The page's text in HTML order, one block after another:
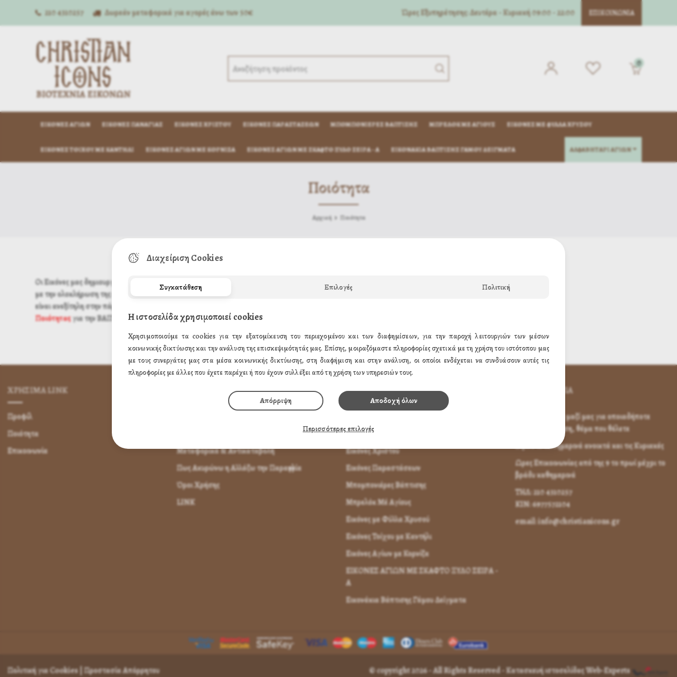
210 4310257 Δωρεάν μεταφορικά για αγορές άνω των 50€ Ώρες Eξυπηρέτησης: Δευτέρα - Κυριακή 09:00 - 22:00 ΕΠΙΚΟΙΝΩΝΊΑ
0
ΕΙΚΌΝΕΣ ΑΓΊΩΝ ΕΙΚΌΝΕΣ ΠΑΝΑΓΊΑΣ ΕΙΚΌΝΕΣ ΧΡΙΣΤΟΎ ΕΙΚΌΝΕΣ ΠΑΡΑΣΤΆΣΕΩΝ ΜΠΟΜΠΟΝΙΈΡΕΣ ΒΆΠΤΙΣΗΣ ΜΠΡΕΛΌΚ ΜΈ ΑΓΊΟΥΣ ΕΙΚΌΝΕΣ ΜΕ ΦΎΛΛΑ ΧΡΥΣΟΎ
ΕΙΚΌΝΕΣ ΤΟΊΧΟΥ ΜΕ ΚΑΝΤΉΛΙ ΕΙΚΌΝΕΣ ΑΓΊΩΝ ΜΕ ΚΟΡΝΊΖΑ ΕΙΚΟΝΕΣ ΑΓΙΩΝ ΜΕ ΣΚΑΦΤΟ ΞΥΛΟ ΣΕΙΡΑ - Α ΕΙΚΟΝΆΚΙΑ ΒΆΠΤΙΣΗΣ ΓΆΜΟΥ ΔΕΊΓΜΑΤΑ ΑΛΦΑΒΗΤΑΡΙ ΑΓΙΩΝ
Ποιότητα
Αρχική Ποιότητα
Οι Εικόνες μας δημιουργούνται με τα καλυτέρα υλικά.
με την ολοκλήρωση της εικόνας περνάμε ειδικό βερνίκι για την προστασία της,
είναι ανεξίτηλη στην πάροδο του χρόνου.Σας δίνουμε τις Εικόνες μας με
Ποιότηταςγια την ΒΑΠΤΙΣΗ του παιδιού σας,για το ΚΑΤΑΣΤΗΜΑ σας, και για το ΔΩΡΟ σας.
ΧΡΗΣΙΜA LINK
Προφίλ
Ποιότητα
Επικοινωνία
ΌΡΟΙ ΧΡΉΣΗΣ
Μεταφορικά & Αντικαταβολή
Πως Ακυρώνω η Αλλάζω την Παραγγελία
Όροι Χρήσης
LINK
ΤΑ ΠΡΟΪΟΝΤΑ ΜΑΣ
Εικόνες Παναγίας
Εικόνες Χριστού
Εικόνες Παραστάσεων
Μπομπονιέρες Βάπτισης
Μπρελόκ Μέ Αγίους
Εικόνες με Φύλλα Χρυσού
Εικόνες Τοίχου με Καντήλι
Εικόνες Αγίων με Κορνίζα
ΕΙΚΟΝΕΣ ΑΓΙΩΝ ΜΕ ΣΚΑΦΤΟ ΞΥΛΟ ΣΕΙΡΑ -
Α
Εικονάκια Βάπτισης Γάμου Δείγματα
ΕΠΙΚΟΙΝΩΝΊΑ
Επικοινωνήστε μαζί μας για οποιαδήποτε
απορία, ερώτηση, θέμα που θέλετε
Είμαστε καθημερινά ανοικτά και τις Κυριακές
Ωρες Επικοινωνίας από της 9 το πρωί μέχρι το
βράδυ καθημερινά
ΤΗΛ: 210 4310257
KIN: 6977572104
email: info@christianicons.gr
Πολιτική για Cookies Προστασία Απόρρητου © copyright 2026 - All Rights Reserved - Κατασκευή ιστοσελίδας Web-Experts
Διαχείριση Cookies
Συγκατάθεση Επιλογές Πολιτική
Η ιστοσελίδα χρησιμοποιεί cookies
Χρησιμοποιούμε τα cookies για την εξατομίκευση του περιεχομένου και των διαφημίσεων, για την παροχή λειτουργιών των μέσων
κοινωνικής δικτύωσης και την ανάλυση της επισκεψιμότητάς μας. Επίσης, μοιραζόμαστε πληροφορίες σχετικά με τη χρήση του ιστότοπου μας
με τους συνεργάτες μας στα μέσα κοινωνικής δικτύωσης, στη διαφήμιση και στην ανάλυση, οι οποίοι ενδέχεται να συνδυάσουν αυτές τις
πληροφορίες με άλλες που έχετε παρέχει ή που έχουν συλλέξει από τη χρήση των υπηρεσιών τους.
Απόρριψη Αποδοχή όλων
Περισσότερες επιλογές